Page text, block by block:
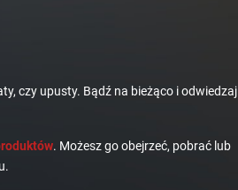
czy upusty. Bądź na bieżąco i odwiedzaj
. Możesz go obejrzeć, pobrać lub